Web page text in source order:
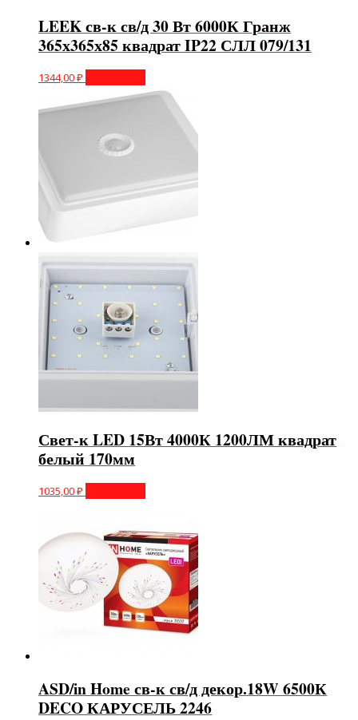
LEEK св-к св/д 30 Вт 6000К Гранж
365х365х85 квадрат IP22 СЛЛ 079/131
1344,00₽
Свет-к LED 15Вт 4000К 1200ЛМ квадрат
белый 170мм
1035,00₽
ASD/in Home св-к св/д декор.18W 6500К
DECO КАРУСЕЛЬ 2246